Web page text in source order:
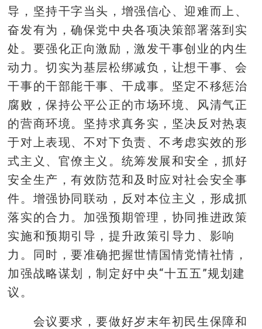
导，坚持干字当头，增强信心、迎难而上、
奋发有为，确保党中央各项决策部署落到实
处。要强化正向激励，激发干事创业的内生
动力。切实为基层松绑减负，让想干事、会
干事的干部能干事、干成事。坚定不移惩治
腐败，保持公平公正的市场环境、风清气正
的营商环境。坚持求真务实，坚决反对热衷
于对上表现、不对下负责、不考虑实效的形
式主义、官僚主义。统筹发展和安全，抓好
安全生产，有效防范和及时应对社会安全事
件。增强协同联动，反对本位主义，形成抓
落实的合力。加强预期管理，协同推进政策
实施和预期引导，提升政策引导力、影响
力。同时，要准确把握世情国情党情社情，
加强战略谋划，制定好中央“十五五”规划建
议。
会议要求，要做好岁末年初民生保障和